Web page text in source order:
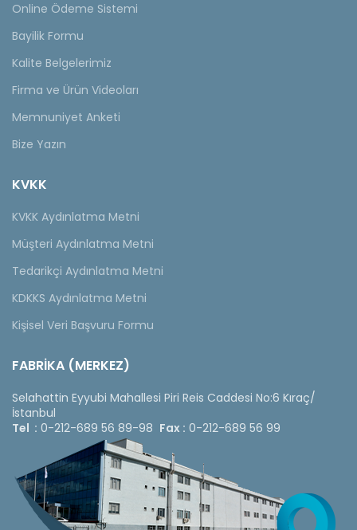
Online Ödeme Sistemi
Bayilik Formu
Kalite Belgelerimiz
Firma ve Ürün Videoları
Memnuniyet Anketi
Bize Yazın
KVKK
KVKK Aydınlatma Metni
Müşteri Aydınlatma Metni
Tedarikçi Aydınlatma Metni
KDKKS Aydınlatma Metni
Kişisel Veri Başvuru Formu
FABRİKA (MERKEZ)
Selahattin Eyyubi Mahallesi Piri Reis Caddesi No:6 Kıraç/
İstanbul
Tel : 0-212-689 56 89-98 Fax : 0-212-689 56 99